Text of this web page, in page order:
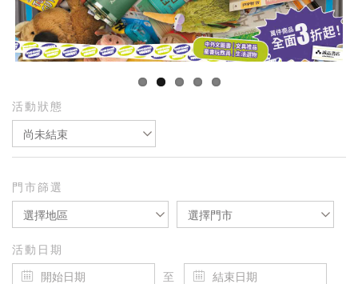
活動狀態
尚未結束
門市篩選
選擇地區 選擇門市
活動日期
至